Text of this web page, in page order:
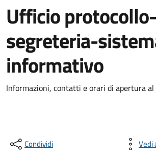
Ufficio protocollo-
segreteria-
informativo
Informazioni, contatti e orari di apertura al
Condividi Vedi